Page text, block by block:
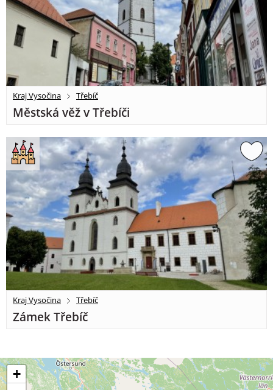
Kraj Vysočina Třebíč
Městská věž v Třebíči
Kraj Vysočina Třebíč
Zámek Třebíč
+